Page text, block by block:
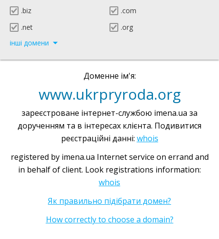
.biz
.com
.net
.org
інші домени
Доменне ім'я:
www.ukrpryroda.org
зареєстроване інтернет-службою imena.ua за
дорученням та в інтересах клієнта. Подивитися
реєстраційні данні: whois
registered by imena.ua Internet service on errand and
in behalf of client. Look registrations information:
whois
Як правильно підібрати домен?
How correctly to choose a domain?